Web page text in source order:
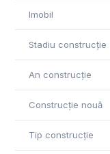
Imobil
Stadiu construcție
An construcție
Construcție nouă
Tip construcție